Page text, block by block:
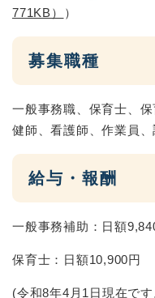
771KB）
）
募集職種
一般事務職、保育士、
健師、看護師、作業員
給与・報酬
一般事務補助：日額
保育士：日額10,900円
(令和8年4月1日現在で